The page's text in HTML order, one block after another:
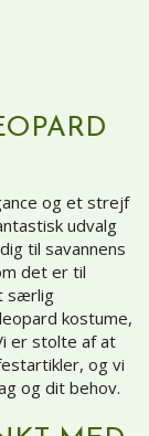
og et strejf
udvalg
til savannens
det er til
særlig
kostume,
er stolte af at
og vi
og dit behov.